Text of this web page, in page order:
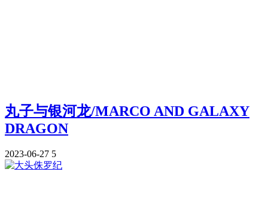
丸子与银河龙/MARCO AND GALAXY
DRAGON
2023-06-27 5